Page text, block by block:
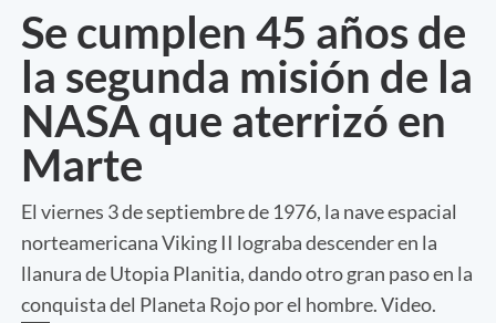
Se cumplen 45 años de
la segunda misión de la
NASA que aterrizó en
Marte
El viernes 3 de septiembre de 1976, la nave espacial
norteamericana Viking II lograba descender en la
llanura de Utopia Planitia, dando otro gran paso en la
conquista del Planeta Rojo por el hombre. Video.